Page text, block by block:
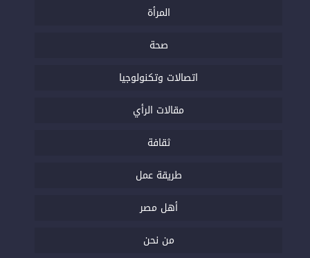
المرأة
صحة
اتصالات وتكنولوجيا
مقالات الرأي
ثقافة
طريقة عمل
أهل مصر
من نحن